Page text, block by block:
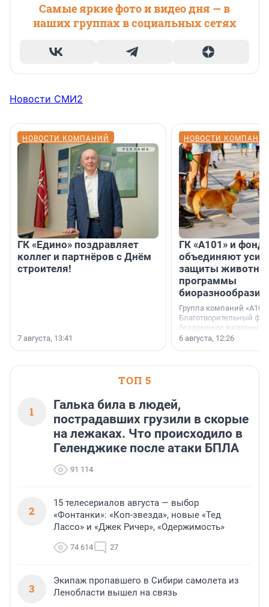
Самые яркие фото и видео дня — в
наших группах в социальных сетях
Новости СМИ2
НОВОСТИ КОМПАНИЙ
ГК «Едино» поздравляет
коллег и партнёров с Днём
строителя!
7 августа, 13:41
НОВОСТИ
ГК «А101» и фонд
объединяют
защиты
программы
биоразнообразия
Группа компаний
Благотворительный
бездомным животным
заключили соглашение
6 августа, 12:26
ТОП 5
1
Галька била в людей,
пострадавших грузили в скорые
на лежаках. Что происходило в
Геленджике после атаки БПЛА
91 114
2
15 телесериалов августа — выбор
«Фонтанки»: «Коп-звезда», новые «Тед
Лассо» и «Джек Ричер», «Одержимость»
74 614 27
3
Экипаж пропавшего в Сибири самолета из
Ленобласти вышел на связь